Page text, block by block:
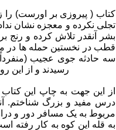
کتاب ( پیروزی بر اورست) را
تجلی نکرده و معجزه نشان
بشر آنقدر تلاش کرده و رنج
قطب در نخستین حمله ها در
سه حادثه جوی عجیب
رسیدند و از این
از این جهت به چاپ این کتاب
درس مفید و بزرگ شناختم.
مربوط به یک مسافر دور و
به قله این کوه به کار رفته